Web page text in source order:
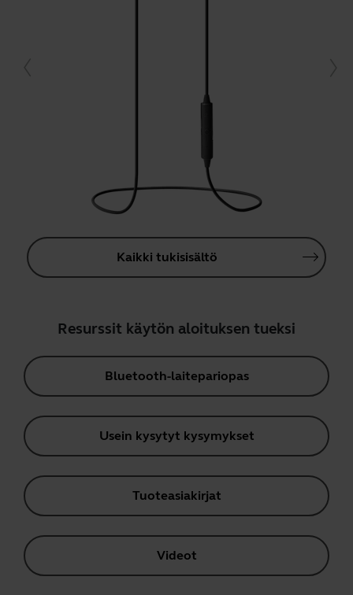
Kaikki tukisisältö
Resurssit käytön aloituksen tueksi
Bluetooth-laitepariopas
Usein kysytyt kysymykset
Tuoteasiakirjat
Videot